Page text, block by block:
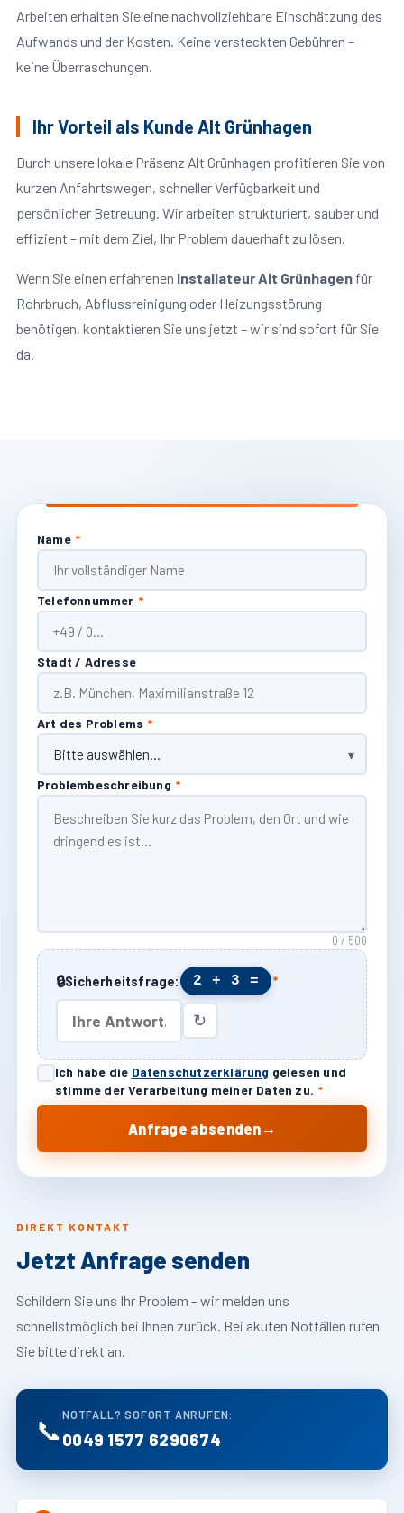
Arbeiten erhalten Sie eine nachvollziehbare Einschätzung des
Aufwands und der Kosten. Keine versteckten Gebühren –
keine Überraschungen.
Ihr Vorteil als Kunde Alt Grünhagen
Durch unsere lokale Präsenz Alt Grünhagen profitieren Sie von
kurzen Anfahrtswegen, schneller Verfügbarkeit und
persönlicher Betreuung. Wir arbeiten strukturiert, sauber und
effizient – mit dem Ziel, Ihr Problem dauerhaft zu lösen.
Wenn Sie einen erfahrenen Installateur Alt Grünhagenfür
Rohrbruch, Abflussreinigung oder Heizungsstörung
benötigen, kontaktieren Sie uns jetzt – wir sind sofort für Sie
da.
DIREKT KONTAKT
Jetzt Anfrage senden
Schildern Sie uns Ihr Problem – wir melden uns
schnellstmöglich bei Ihnen zurück. Bei akuten Notfällen rufen
Sie bitte direkt an.
📞 NOTFALL? SOFORT ANRUFEN:
0049 1577 6290674
Name *
Telefonnummer *
Stadt / Adresse
Art des Problems *
Problembeschreibung *
0 / 500
🔒Sicherheitsfrage: 2 + 3 = *
↻
Ich habe die Datenschutzerklärung gelesen und
stimme der Verarbeitung meiner Daten zu. *
Anfrage absenden →